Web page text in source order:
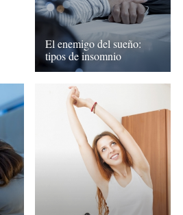
El enemigo del sueño:
tipos de insomnio